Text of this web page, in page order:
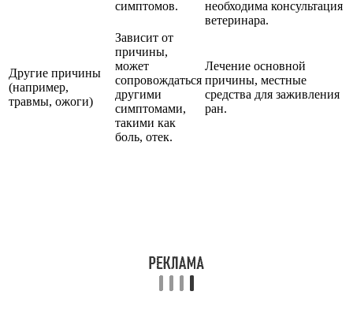
симптомов.
необходима консультация
ветеринара.
Другие причины
(например,
травмы, ожоги)
Зависит от
причины,
может
сопровождаться
другими
симптомами,
такими как
боль, отек.
Лечение основной
причины, местные
средства для заживления
ран.